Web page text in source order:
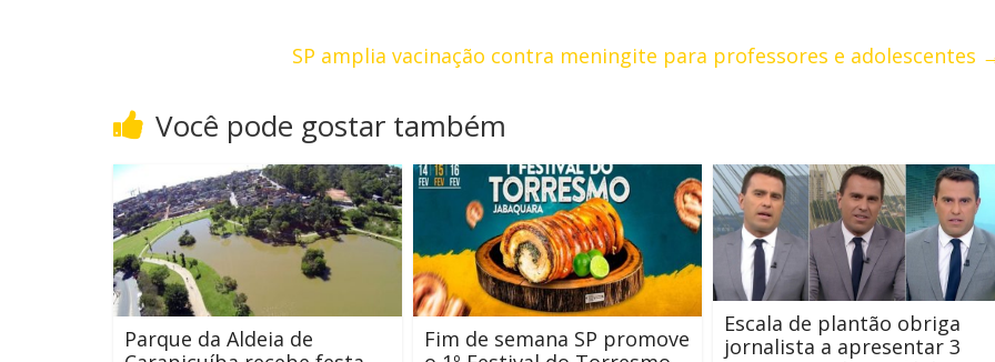
SP amplia vacinação contra meningite para professores e adolescentes
Você pode gostar também
Parque da Aldeia de
Fim de semana SP promove
Escala de plantão obriga
jornalista a apresentar 3